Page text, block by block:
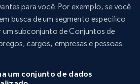
para você. Por exemplo, se você
busca de um segmento específico
subconjunto de Conjuntos de
cargos, empresas e pessoas.
um conjunto de dados